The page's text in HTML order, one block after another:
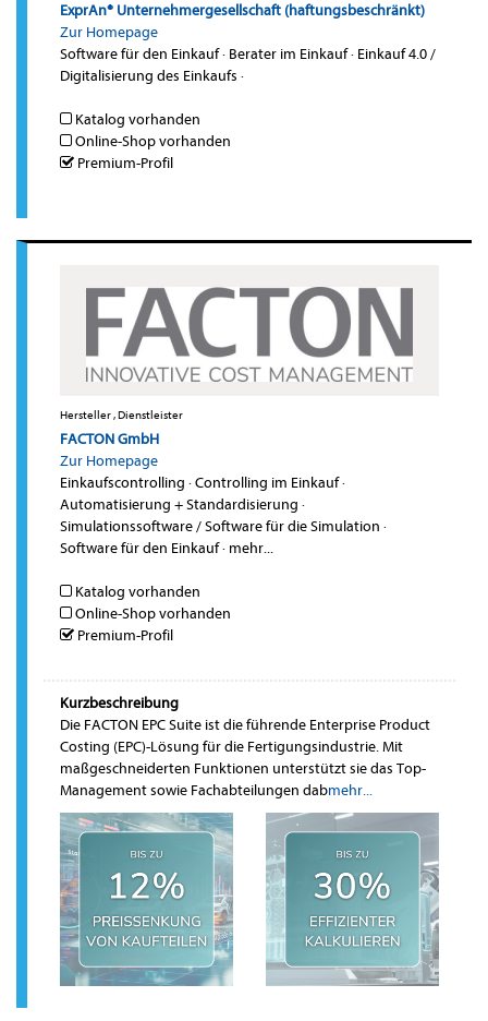
ExprAn® Unternehmergesellschaft (haftungsbeschränkt)
Zur Homepage
Software für den Einkauf· Berater im Einkauf· Einkauf 4.0 /
Digitalisierung des Einkaufs ·
Katalog vorhanden
Online-Shop vorhanden
Premium-Profil
Hersteller , Dienstleister
FACTON GmbH
Zur Homepage
Einkaufscontrolling ·Controlling im Einkauf·
Automatisierung + Standardisierung ·
Simulationssoftware / Software für die Simulation ·
Software für den Einkauf· mehr...
Katalog vorhanden
Online-Shop vorhanden
Premium-Profil
Kurzbeschreibung
Die FACTON EPC Suite ist die führende Enterprise Product
Costing (EPC)-Lösung für die Fertigungsindustrie. Mit
maßgeschneiderten Funktionen unterstützt sie das Top-
Management sowie Fachabteilungen dabmehr...